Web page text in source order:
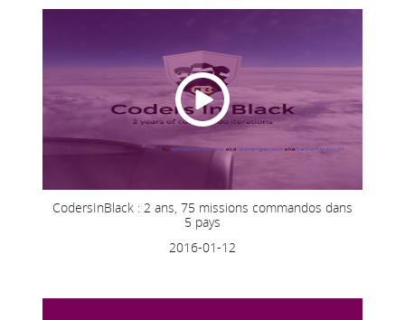
CodersInBlack : 2 ans, 75 missions commandos dans
5 pays
2016-01-12